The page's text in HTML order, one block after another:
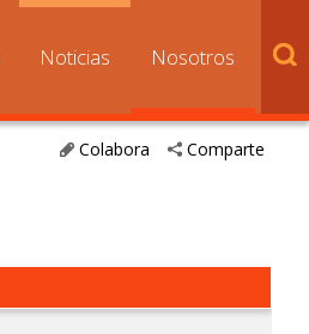
Noticias Nosotros
Comparte
Colabora